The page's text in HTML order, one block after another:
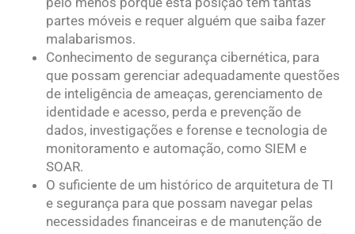
partes móveis e requer alguém que saiba fazer
malabarismos.
Conhecimento de segurança cibernética, para
que possam gerenciar adequadamente questões
de inteligência de ameaças, gerenciamento de
identidade e acesso, perda e prevenção de
dados, investigações e forense e tecnologia de
monitoramento e automação, como SIEM e
SOAR.
O suficiente de um histórico de arquitetura de TI
e segurança para que possam navegar pelas
necessidades financeiras e de manutenção de